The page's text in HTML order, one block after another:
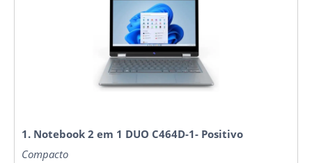
1. Notebook 2 em 1 DUO C464D-1- Positivo
Compacto